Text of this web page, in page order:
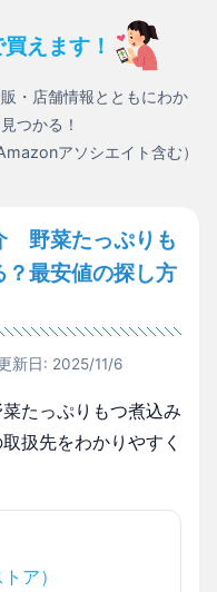
えます！
・店舗情報とともにわか
つかる！
アソシエイト含む）
野菜たっぷりも
最安値の探し方
新日: 2025/11/6
たっぷりもつ煮込み
扱先をわかりやすく
ア）